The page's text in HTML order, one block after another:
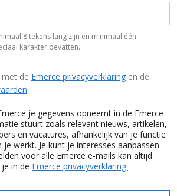
8 tekens lang zijn en minimaal één
karakter bevatten.
met de Emerce privacyverklaring en de
je gegevens opneemt in de Emerce
stuurt zoals relevant nieuws, artikelen,
en vacatures, afhankelijk van je functie
werkt. Je kunt je interesses aanpassen
voor alle Emerce e-mails kan altijd.
in de Emerce privacyverklaring.